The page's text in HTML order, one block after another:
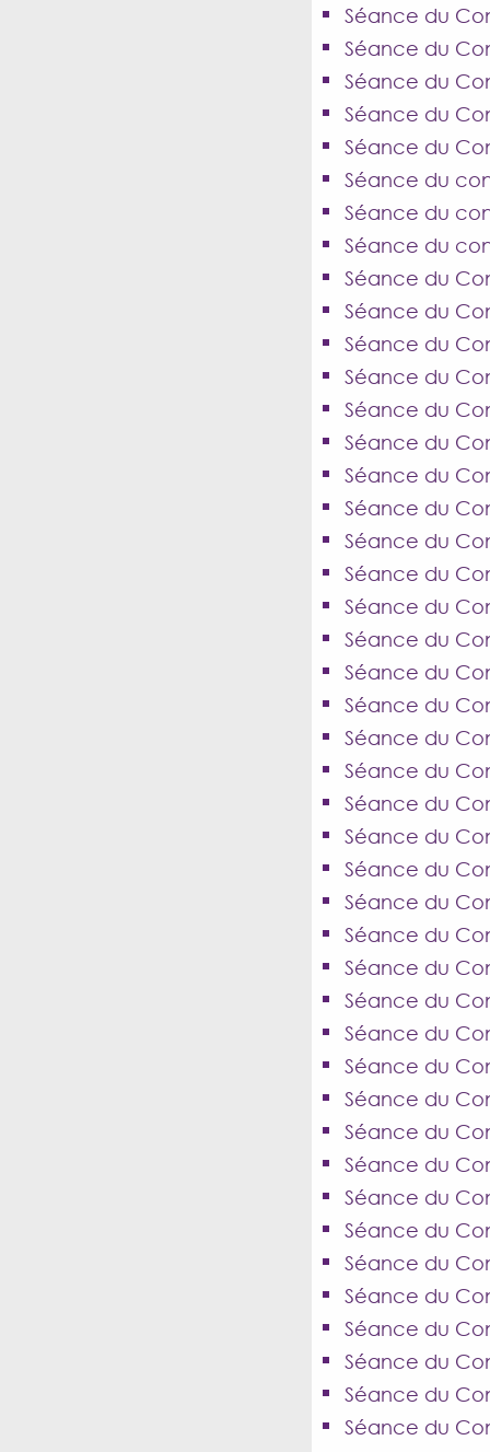
Séance du
Séance du
Séance du
Séance du
Séance du
Séance du
Séance du
Séance du
Séance du
Séance du
Séance du
Séance du
Séance du
Séance du
Séance du
Séance du
Séance du
Séance du
Séance du
Séance du
Séance du
Séance du
Séance du
Séance du
Séance du
Séance du
Séance du
Séance du
Séance du
Séance du
Séance du
Séance du
Séance du
Séance du
Séance du
Séance du
Séance du
Séance du
Séance du
Séance du
Séance du
Séance du
Séance du
Séance du